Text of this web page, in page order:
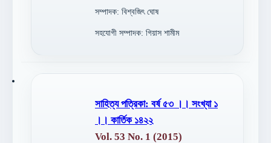
সম্পাদক: বিশ্বজিৎ ঘোষ
সহযোগী সম্পাদক: গিয়াস শামীম
সাহিত্য পত্রিকা: বর্ষ ৫৩ ।। সংখ্যা ১
।। কার্তিক ১৪২২
Vol. 53 No. 1 (2015)